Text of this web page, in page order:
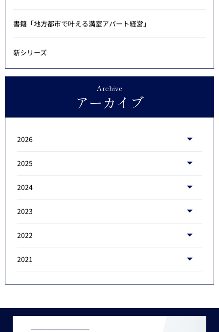
書籍「地方都市で叶える満室アパート経営」
新シリーズ
Archive
アーカイブ
2026
2025
2024
2023
2022
2021